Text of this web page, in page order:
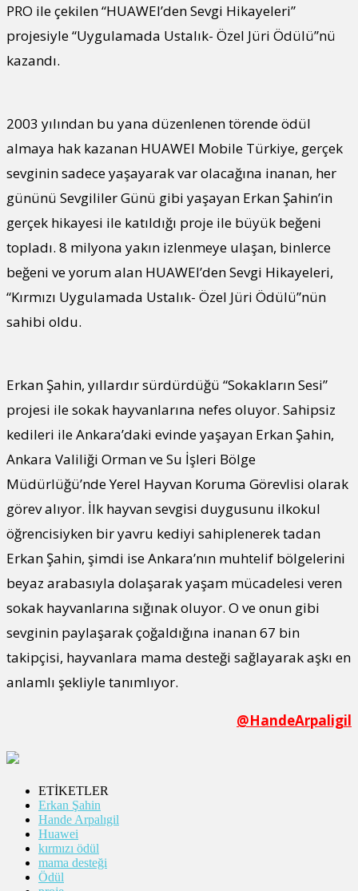
PRO ile çekilen “HUAWEI’den Sevgi Hikayeleri”
projesiyle “Uygulamada Ustalık- Özel Jüri Ödülü”nü
kazandı.
2003 yılından bu yana düzenlenen törende ödül
almaya hak kazanan HUAWEI Mobile Türkiye, gerçek
sevginin sadece yaşayarak var olacağına inanan, her
gününü Sevgililer Günü gibi yaşayan Erkan Şahin’in
gerçek hikayesi ile katıldığı proje ile büyük beğeni
topladı. 8 milyona yakın izlenmeye ulaşan, binlerce
beğeni ve yorum alan HUAWEI’den Sevgi Hikayeleri,
“Kırmızı Uygulamada Ustalık- Özel Jüri Ödülü”nün
sahibi oldu.
Erkan Şahin, yıllardır sürdürdüğü “Sokakların Sesi”
projesi ile sokak hayvanlarına nefes oluyor. Sahipsiz
kedileri ile Ankara’daki evinde yaşayan Erkan Şahin,
Ankara Valiliği Orman ve Su İşleri Bölge
Müdürlüğü’nde Yerel Hayvan Koruma Görevlisi olarak
görev alıyor. İlk hayvan sevgisi duygusunu ilkokul
öğrencisiyken bir yavru kediyi sahiplenerek tadan
Erkan Şahin, şimdi ise Ankara’nın muhtelif bölgelerini
beyaz arabasıyla dolaşarak yaşam mücadelesi veren
sokak hayvanlarına sığınak oluyor. O ve onun gibi
sevginin paylaşarak çoğaldığına inanan 67 bin
takipçisi, hayvanlara mama desteği sağlayarak aşkı en
anlamlı şekliyle tanımlıyor.
@HandeArpaligil
ETİKETLER
Erkan Şahin
Hande Arpalıgil
Huawei
kırmızı ödül
mama desteği
Ödül